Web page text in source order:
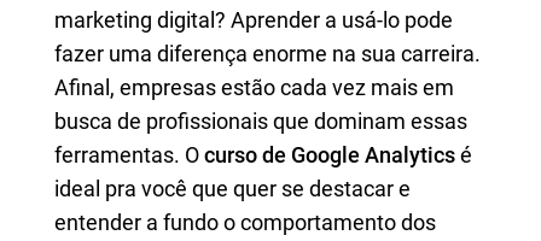
marketing digital? Aprender a usá-lo pode
fazer uma diferença enorme na sua carreira.
Afinal, empresas estão cada vez mais em
busca de profissionais que dominam essas
ferramentas. Ocurso de Google Analyticsé
ideal pra você que quer se destacar e
entender a fundo o comportamento dos